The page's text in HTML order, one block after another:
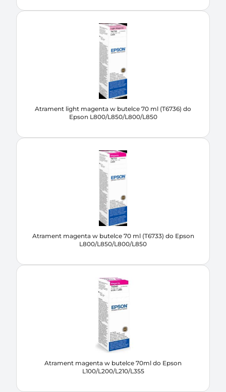
Atrament light magenta w butelce 70 ml (T6736) do
Epson L800/L850/L800/L850
Atrament magenta w butelce 70 ml (T6733) do Epson
L800/L850/L800/L850
Atrament magenta w butelce 70ml do Epson
L100/L200/L210/L355